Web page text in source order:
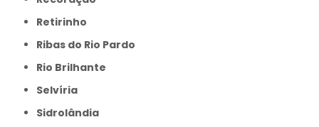
Retirinho
Ribas do Rio Pardo
Rio Brilhante
Selvíria
Sidrolândia